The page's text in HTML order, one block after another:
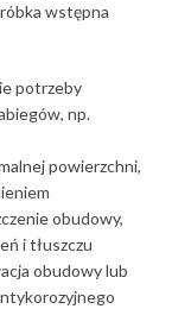
wstępna
potrzeby
np.
powierzchni,
obudowy,
i tłuszczu
obudowy lub